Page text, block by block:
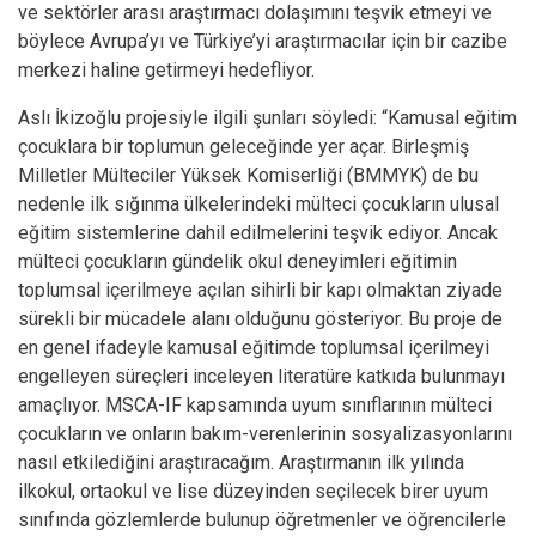
ve sektörler arası araştırmacı dolaşımını teşvik etmeyi ve
böylece Avrupa’yı ve Türkiye’yi araştırmacılar için bir cazibe
merkezi haline getirmeyi hedefliyor.
Aslı İkizoğlu projesiyle ilgili şunları söyledi: “Kamusal eğitim
çocuklara bir toplumun geleceğinde yer açar. Birleşmiş
Milletler Mülteciler Yüksek Komiserliği (BMMYK) de bu
nedenle ilk sığınma ülkelerindeki mülteci çocukların ulusal
eğitim sistemlerine dahil edilmelerini teşvik ediyor. Ancak
mülteci çocukların gündelik okul deneyimleri eğitimin
toplumsal içerilmeye açılan sihirli bir kapı olmaktan ziyade
sürekli bir mücadele alanı olduğunu gösteriyor. Bu proje de
en genel ifadeyle kamusal eğitimde toplumsal içerilmeyi
engelleyen süreçleri inceleyen literatüre katkıda bulunmayı
amaçlıyor. MSCA-IF kapsamında uyum sınıflarının mülteci
çocukların ve onların bakım-verenlerinin sosyalizasyonlarını
nasıl etkilediğini araştıracağım. Araştırmanın ilk yılında
ilkokul, ortaokul ve lise düzeyinden seçilecek birer uyum
sınıfında gözlemlerde bulunup öğretmenler ve öğrencilerle